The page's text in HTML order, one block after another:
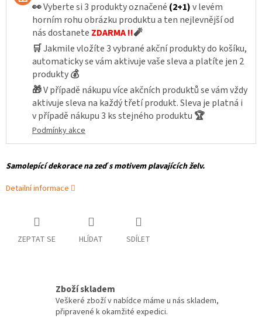
👀Vyberte si 3 produkty označené (2+1)v levém
horním rohu obrázku produktu a ten nejlevnější od
nás dostanete ZDARMA !!🧨
🛒Jakmile vložíte 3 vybrané akční produkty do košíku,
automaticky se vám aktivuje vaše sleva a platíte jen 2
produkty💰
🎁V případě nákupu více akčních produktů se vám vždy
aktivuje sleva na každý třetí produkt. Sleva je platná i
v případě nákupu 3 ks stejného produktu 🏆
Podmínky akce
Samolepící dekorace na zeď s motivem plavajících želv.
Detailní informace
ZEPTAT SE HLÍDAT SDÍLET
Zboží skladem
Veškeré zboží v nabídce máme u nás skladem,
připravené k okamžité expedici.